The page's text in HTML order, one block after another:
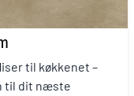
til køkkenet –
til dit næste